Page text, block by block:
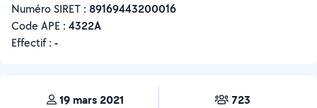
Numéro SIRET : ‍89169443200016
Code APE : 4322A
Effectif : -
19 mars 2021 723